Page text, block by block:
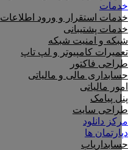
خدمات
خدمات استقرار و ورود اطلاعات
خدمات پشتیبانی
شبکه و امنیت شبکه
تعمیرات کامپیوتر و لپ تاپ
طراحی فاکتور
حسابداری مالی و مالیاتی
امور مالیاتی
پنل پیامک
طراحی سایت
مرکز دانلود
دپارتمان ها
حسابداریاب